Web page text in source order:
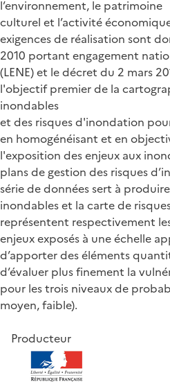
l’environnement, le patrimoine
culturel et l’activité
exigences de réalisation sont
2010 portant engagement
(LENE) et le décret du 2 mars
l'objectif premier de la
inondables
et des risques d'inondation
en homogénéisant et en
l'exposition des enjeux aux
plans de gestion des risques
série de données sert à
inondables et la carte de
représentent respectivement
enjeux exposés à une échelle
d’apporter des éléments
d’évaluer plus finement la
pour les trois niveaux de
moyen, faible).
Producteur